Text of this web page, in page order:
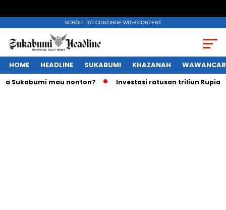
SCROLL TO CONTINUE WITH CONTENT
HOME HEADLINE SUKABUMI KHAZANAH
mau nonton? Investasi ratusan triliun Rupiah